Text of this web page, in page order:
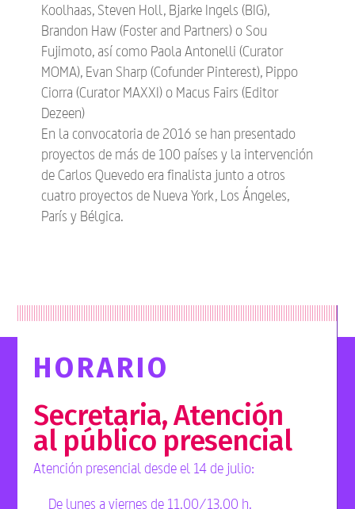
Koolhaas, Steven Holl, Bjarke Ingels (BIG),
Brandon Haw (Foster and Partners) o Sou
Fujimoto, así como Paola Antonelli (Curator
MOMA), Evan Sharp (Cofunder Pinterest), Pippo
Ciorra (Curator MAXXI) o Macus Fairs (Editor
Dezeen)
En la convocatoria de 2016 se han presentado
proyectos de más de 100 países y la intervención
de Carlos Quevedo era finalista junto a otros
cuatro proyectos de Nueva York, Los Ángeles,
París y Bélgica.
HORARIO
Secretaria, Atención
al público presencial
Atención presencial desde el 14 de julio:
De lunes a viernes de 11.00/13.00 h.